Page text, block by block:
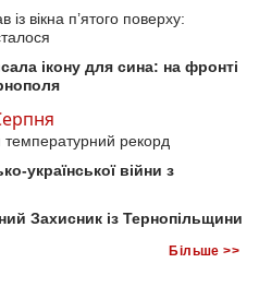
із вікна п’ятого поверху:
ікону для сина: на фронті
температурний рекорд
української війни з
Захисник із Тернопільщини
Більше >>